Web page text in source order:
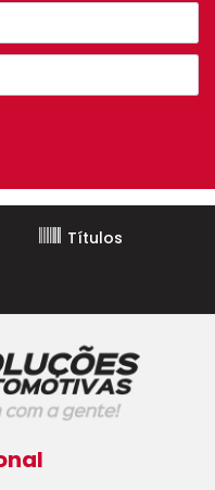
Títulos